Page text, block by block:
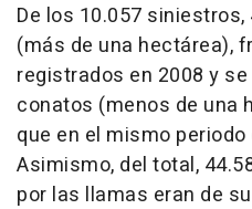
De los 10.057
(más de una hectárea),
registrados en 2008 y
conatos (menos de una
que en el mismo
Asimismo, del total,
por las llamas eran de